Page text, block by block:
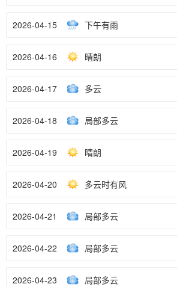
2026-04-15 下午有雨
2026-04-16 晴朗
2026-04-17 多云
2026-04-18 局部多云
2026-04-19 晴朗
2026-04-20 多云时有风
2026-04-21 局部多云
2026-04-22 局部多云
2026-04-23 局部多云